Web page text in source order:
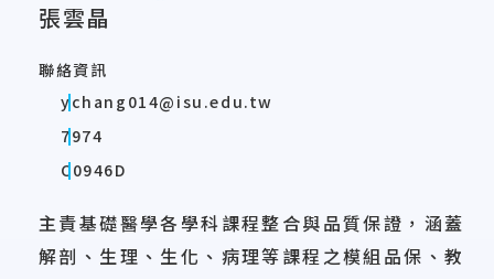
張雲晶
聯絡資訊
ychang014@isu.edu.tw
7974
C0946D
主責基礎醫學各學科課程整合與品質保證，涵蓋
解剖、生理、生化、病理等課程之模組品保、教